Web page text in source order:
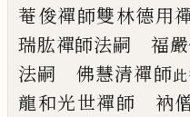
菴俊禪師雙林德用
瑞肱禪師法嗣 福嚴
法嗣 佛慧清禪師
龍和光世禪師 衲